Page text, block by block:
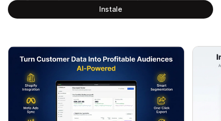
Instale